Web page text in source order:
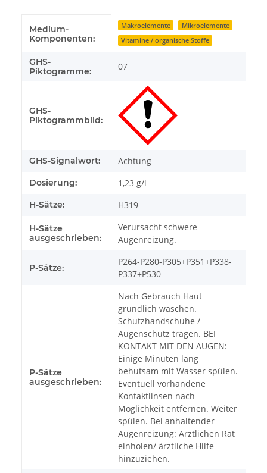
Produkteigenschaft
Wert
Medium-
Komponenten:
Makroelemente
Mikroelemente
Vitamine / organische Stoffe
GHS-
Piktogramme:
07
GHS-
Piktogrammbild:
GHS-Signalwort: Achtung
Dosierung: 1,23 g/l
H-Sätze: H319
H-Sätze
ausgeschrieben:
Verursacht schwere
Augenreizung.
P-Sätze:
P264-P280-P305+P351+P338-
P337+P530
P-Sätze
ausgeschrieben:
Nach Gebrauch Haut
gründlich waschen.
Schutzhandschuhe /
Augenschutz tragen. BEI
KONTAKT MIT DEN AUGEN:
Einige Minuten lang
behutsam mit Wasser spülen.
Eventuell vorhandene
Kontaktlinsen nach
Möglichkeit entfernen. Weiter
spülen. Bei anhaltender
Augenreizung: Ärztlichen Rat
einholen/ ärztliche Hilfe
hinzuziehen.